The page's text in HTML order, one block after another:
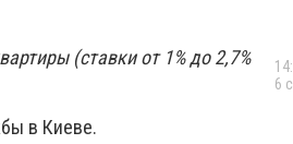
(ставки от 1% до 2,7%
в Киеве.
6